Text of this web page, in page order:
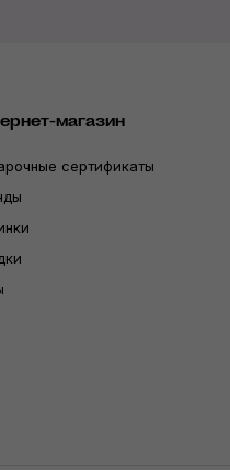
магазин
сертификаты